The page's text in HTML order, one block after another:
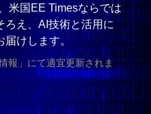
米国EE Timesならでは
ろえ、AI技術と活用に
届けします。
報」にて適宜更新されま